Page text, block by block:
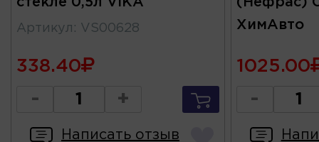
Артикул : VS00628
338.40
- +
Написать отзыв
ХимАвто
1025.00
-